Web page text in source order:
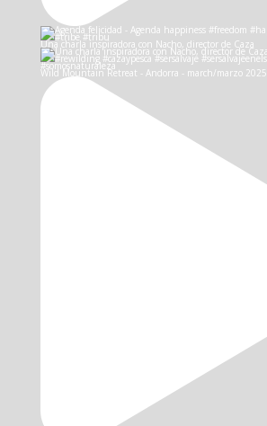
Una charla inspiradora con Nacho, director de Caza
Wild Mountain Retreat - Andorra - march/marzo 2025